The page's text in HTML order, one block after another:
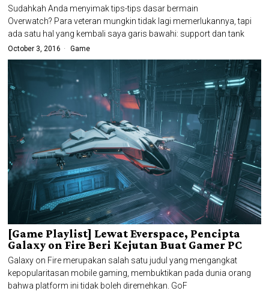
Sudahkah Anda menyimak tips-tips dasar bermain
Overwatch? Para veteran mungkin tidak lagi memerlukannya, tapi
ada satu hal yang kembali saya garis bawahi: support dan tank
October 3, 2016 Game
[Game Playlist] Lewat Everspace, Pencipta
Galaxy on Fire Beri Kejutan Buat Gamer PC
Galaxy on Fire merupakan salah satu judul yang mengangkat
kepopularitasan mobile gaming, membuktikan pada dunia orang
bahwa platform ini tidak boleh diremehkan. GoF